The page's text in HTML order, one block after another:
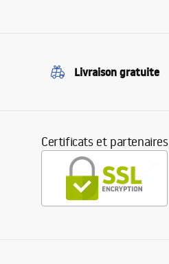
Livraison gratuite
Certificats et partenaires